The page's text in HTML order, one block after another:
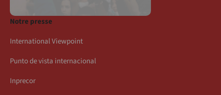
Notre presse
International Viewpoint
Punto de vista internacional
Inprecor